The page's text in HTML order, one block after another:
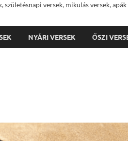
születésnapi versek, mikulás versek,
NYÁRI VERSEK ŐSZI